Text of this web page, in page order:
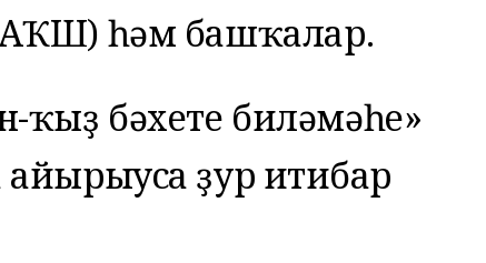
һәм башҡалар.
ҡыҙ бәхете биләмәһе»
айырыуса ҙур иғтибар